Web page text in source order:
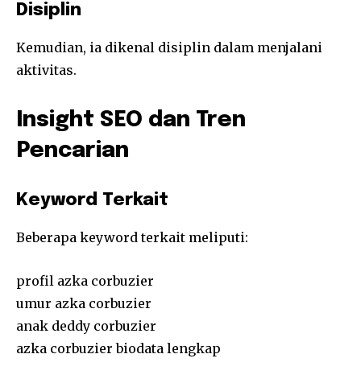
Disiplin
Kemudian, ia dikenal disiplin dalam menjalani
aktivitas.
Insight SEO dan Tren
Pencarian
Keyword Terkait
Beberapa keyword terkait meliputi:
profil azka corbuzier
umur azka corbuzier
anak deddy corbuzier
azka corbuzier biodata lengkap